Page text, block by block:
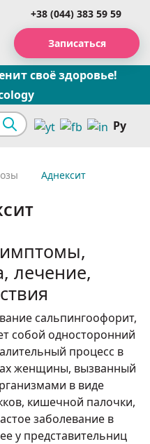
+38 (044) 383 59 59
Записаться
своё здоровье!
Ру
Аднексит
лечение,
сальпингоофорит,
собой односторонний
процесс в
женщины, вызванный
в виде
кишечной палочки,
заболевание в
у представительниц